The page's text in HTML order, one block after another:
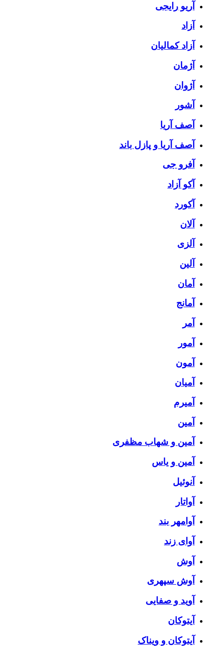
آریو رایجی
آزاد
آزاد کمالیان
آژمان
آژوان
آشور
آصف آریا
آصف آریا و پازل باند
آفرو جی
آکو آزاد
آکورد
آلان
آلزی
آلین
آمان
آمانج
آمر
آمور
آمون
آمیان
آمیرم
آمین
آمین و شهاب مظفری
آمین و یاس
آنوئیل
آواتار
آوامهر بند
آوای زند
آوش
آوش سپهری
آوید و صفایی
آیتوکان
آیتوکان و ویناک